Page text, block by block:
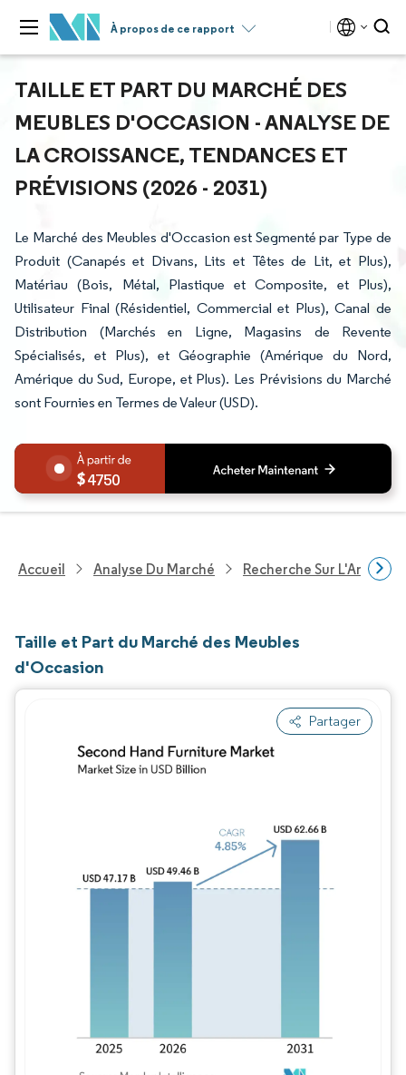
À propos de ce rapport
TAILLE ET PART DU MARCHÉ DES
MEUBLES D'OCCASION - ANALYSE DE
LA CROISSANCE, TENDANCES ET
PRÉVISIONS (2026 - 2031)
Le Marché des Meubles d'Occasion est Segmenté par Type de
Produit (Canapés et Divans, Lits et Têtes de Lit, et Plus),
Matériau (Bois, Métal, Plastique et Composite, et Plus),
Utilisateur Final (Résidentiel, Commercial et Plus), Canal de
Distribution (Marchés en Ligne, Magasins de Revente
Spécialisés, et Plus), et Géographie (Amérique du Nord,
Amérique du Sud, Europe, et Plus). Les Prévisions du Marché
sont Fournies en Termes de Valeur (USD).
4750
Accueil Analyse Du Marché Recherche Sur
Taille et Part du Marché des Meubles
d'Occasion
Partager